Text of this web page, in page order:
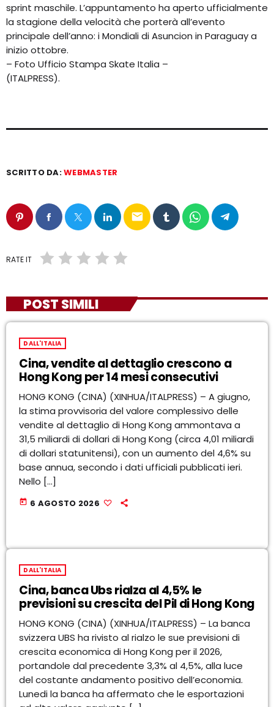
sprint maschile. L’appuntamento ha aperto ufficialmente
la stagione della velocità che porterà all’evento
principale dell’anno: i Mondiali di Asuncion in Paraguay a
inizio ottobre.
– Foto Ufficio Stampa Skate Italia –
(ITALPRESS).
SCRITTO DA:WEBMASTER
email
RATE IT
POST SIMILI
DALL'ITALIA
Cina, vendite al dettaglio crescono a
Hong Kong per 14 mesi consecutivi
HONG KONG (CINA) (XINHUA/ITALPRESS) – A giugno,
la stima provvisoria del valore complessivo delle
vendite al dettaglio di Hong Kong ammontava a
31,5 miliardi di dollari di Hong Kong (circa 4,01 miliardi
di dollari statunitensi), con un aumento del 4,6% su
base annua, secondo i dati ufficiali pubblicati ieri.
Nello […]
today 6 AGOSTO 2026
DALL'ITALIA
Cina, banca Ubs rialza al 4,5% le
previsioni su crescita del Pil di Hong Kong
HONG KONG (CINA) (XINHUA/ITALPRESS) – La banca
svizzera UBS ha rivisto al rialzo le sue previsioni di
crescita economica di Hong Kong per il 2026,
portandole dal precedente 3,3% al 4,5%, alla luce
del costante andamento positivo dell’economia.
Lunedi la banca ha affermato che le esportazioni